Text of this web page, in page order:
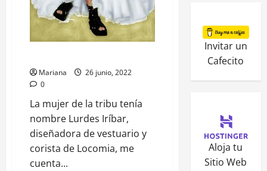
Mariana
26 junio, 2022
0
La mujer de la tribu tenía
nombre Lurdes Iríbar,
diseñadora de vestuario y
corista de Locomia, me
cuenta...
Invitar un
Cafecito
Aloja tu
Sitio Web